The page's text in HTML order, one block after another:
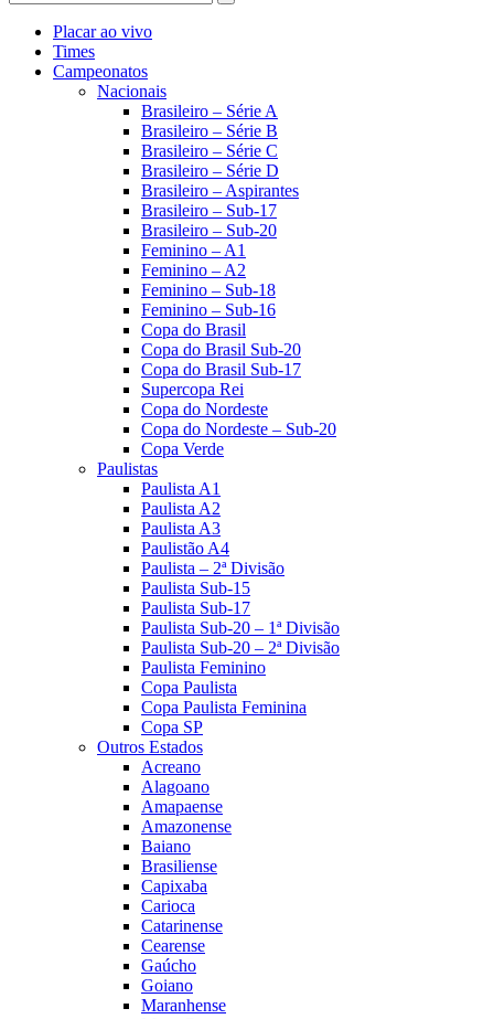
Placar ao vivo
Times
Campeonatos
Nacionais
Brasileiro – Série A
Brasileiro – Série B
Brasileiro – Série C
Brasileiro – Série D
Brasileiro – Aspirantes
Brasileiro – Sub-17
Brasileiro – Sub-20
Feminino – A1
Feminino – A2
Feminino – Sub-18
Feminino – Sub-16
Copa do Brasil
Copa do Brasil Sub-20
Copa do Brasil Sub-17
Supercopa Rei
Copa do Nordeste
Copa do Nordeste – Sub-20
Copa Verde
Paulistas
Paulista A1
Paulista A2
Paulista A3
Paulistão A4
Paulista – 2ª Divisão
Paulista Sub-15
Paulista Sub-17
Paulista Sub-20 – 1ª Divisão
Paulista Sub-20 – 2ª Divisão
Paulista Feminino
Copa Paulista
Copa Paulista Feminina
Copa SP
Outros Estados
Acreano
Alagoano
Amapaense
Amazonense
Baiano
Brasiliense
Capixaba
Carioca
Catarinense
Cearense
Gaúcho
Goiano
Maranhense